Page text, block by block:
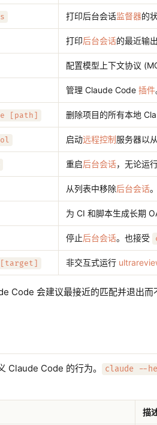
打印后台会话监督器的
打印后台会话的最近输
配置模型上下文协议
管理 Claude Code 插件
[path] 删除项目的所有本地
启动远程控制服务器以
重启后台会话，无论运
从列表中移除后台会话
为 CI 和脚本生成长期
停止后台会话。也接受
非交互式运行
Code 会建议最接近的匹配并退出而
Claude Code 的行为。 claude --
描